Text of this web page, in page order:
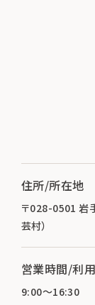
住所/所在地
〒028-0501 岩
芸村）
営業時間/利
9:00～16:30